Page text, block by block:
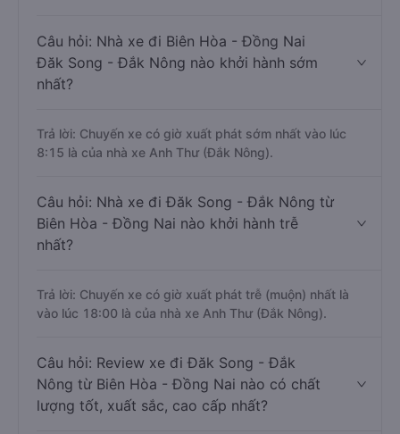
Câu hỏi: Nhà xe đi Biên Hòa - Đồng Nai
Đăk Song - Đắk Nông nào khởi hành sớm
nhất?
Trả lời: Chuyến xe có giờ xuất phát sớm nhất vào lúc
8:15 là của nhà xe Anh Thư (Đắk Nông).
Câu hỏi: Nhà xe đi Đăk Song - Đắk Nông từ
Biên Hòa - Đồng Nai nào khởi hành trễ
nhất?
Trả lời: Chuyến xe có giờ xuất phát trễ (muộn) nhất là
vào lúc 18:00 là của nhà xe Anh Thư (Đắk Nông).
Câu hỏi: Review xe đi Đăk Song - Đắk
Nông từ Biên Hòa - Đồng Nai nào có chất
lượng tốt, xuất sắc, cao cấp nhất?